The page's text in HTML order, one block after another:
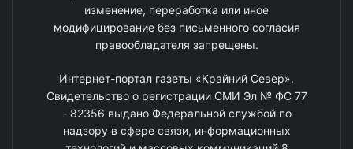
изменение, переработка или иное
модифицирование без письменного согласия
правообладателя запрещены.
Интернет-портал газеты «Крайний Север».
Свидетельство о регистрации СМИ Эл № ФС 77
- 82356 выдано Федеральной службой по
надзору в сфере связи, информационных